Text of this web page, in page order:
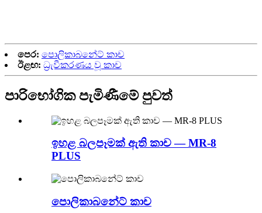
පෙර: පොලිකාබනේට් කාච
ඊළඟ: ධ්‍රැවීකරණය වූ කාච
පාරිභෝගික පැමිණීමේ පුවත්
ඉහළ බලපෑමක් ඇති කාච — MR-8
PLUS
පොලිකාබනේට් කාච